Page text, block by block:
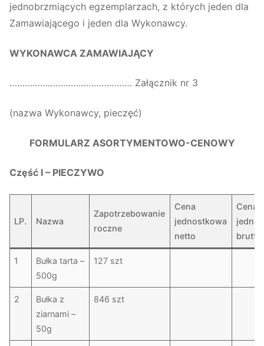
jednobrzmiących egzemplarzach, z których jeden dla
Zamawiającego i jeden dla Wykonawcy.
WYKONAWCA ZAMAWIAJĄCY
………………………………………… Załącznik nr 3
(nazwa Wykonawcy, pieczęć)
FORMULARZ ASORTYMENTOWO-CENOWY
Część I – PIECZYWO
LP. Nazwa
Zapotrzebowanie
roczne
Cena
jednostkowa
netto
Cena
brutto
1
Bułka tarta –
500g
127 szt
2
Bułka z
ziarnami –
50g
846 szt